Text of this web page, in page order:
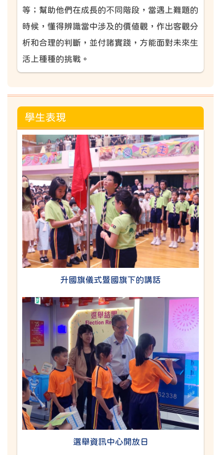
等；幫助他們在成長的不同階段，當遇上難題的
時候，懂得辨識當中涉及的價值觀，作出客觀分
析和合理的判斷，並付諸實踐，方能面對未來生
活上種種的挑戰。
學生表現
升國旗儀式暨國旗下的講話
選舉資訊中心開放日